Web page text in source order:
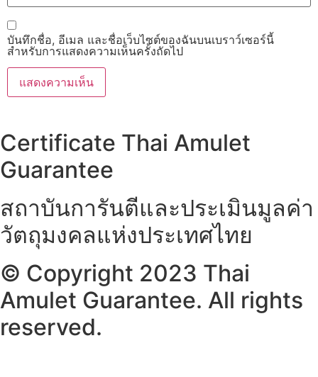
บันทึกชื่อ, อีเมล และชื่อเว็บไซต์ของฉันบนเบราว์เซอร์นี้
สำหรับการแสดงความเห็นครั้งถัดไป
Certificate Thai Amulet
Guarantee
สถาบันการันตีและประเมินมูลค่า
วัตถุมงคลแห่งประเทศไทย
© Copyright 2023 Thai
Amulet Guarantee. All rights
reserved.